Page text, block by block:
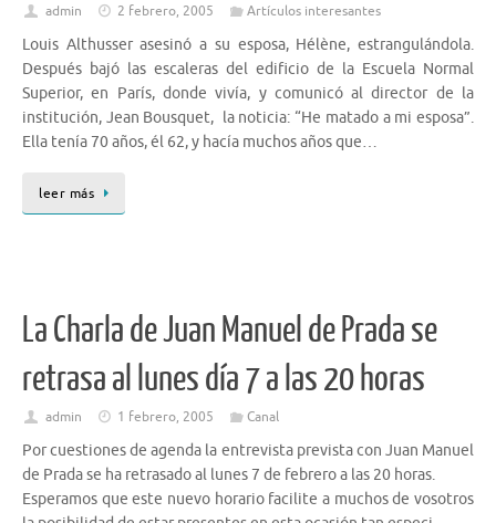
admin 2 febrero, 2005 Artículos interesantes
Louis Althusser asesinó a su esposa, Hélène, estrangulándola.
Después bajó las escaleras del edificio de la Escuela Normal
Superior, en París, donde vivía, y comunicó al director de la
institución, Jean Bousquet, la noticia: “He matado a mi esposa”.
Ella tenía 70 años, él 62, y hacía muchos años que…
leer más
La Charla de Juan Manuel de Prada se
retrasa al lunes día 7 a las 20 horas
admin 1 febrero, 2005 Canal
Por cuestiones de agenda la entrevista prevista con Juan Manuel
de Prada se ha retrasado al lunes 7 de febrero a las 20 horas.
Esperamos que este nuevo horario facilite a muchos de vosotros